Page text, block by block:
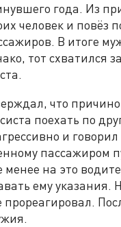
года. Из
человек и повёз
В итоге
тот схватился
что
поехать по
и
пассажиром
на это
ему